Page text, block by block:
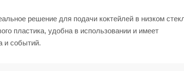
решение для подачи коктейлей в низком
пластика, удобна в использовании и имеет
и событий.